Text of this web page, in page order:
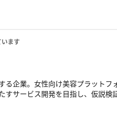
います
企業。女性向け美容プラットフ
すサービス開発を目指し、仮説検